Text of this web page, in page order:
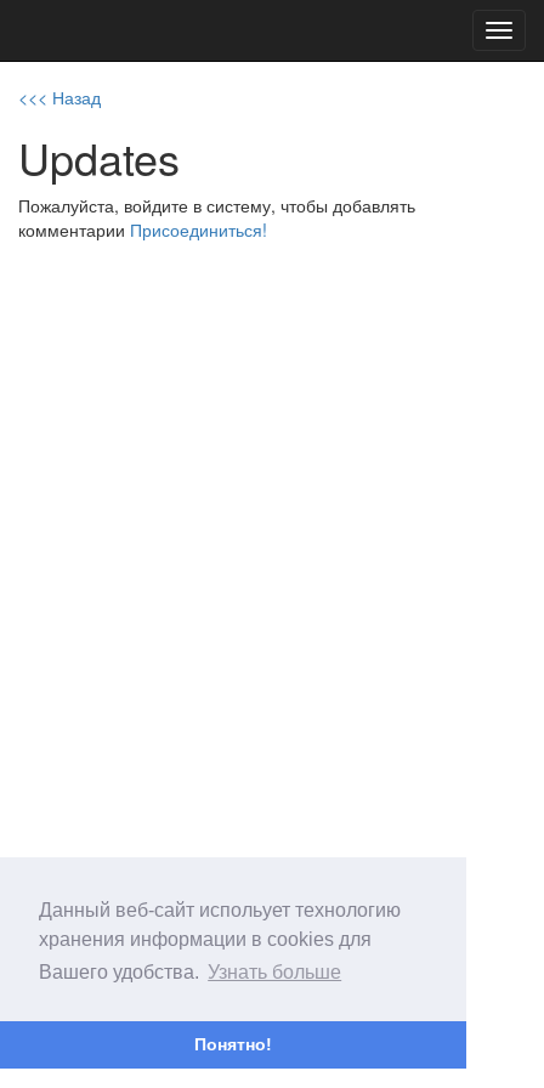
Данный веб-сайт испольует технологию
хранения информации в cookies для
Вашего удобства. Узнать больше
Понятно!
<<< Назад
Updates
Пожалуйста, войдите в систему, чтобы добавлять
комментарии Присоединиться!